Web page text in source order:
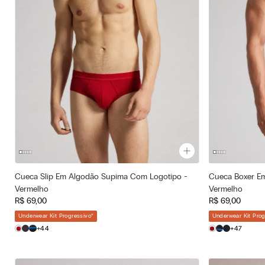
Cor selecionada
Vermelho - 5222 - Rosso Intenso/Rosso
Tamanho selecionado
P G
Cueca Slip Em Algodão Supima Com Logotipo -
Vermelho
R$ 69,00
Underwear Kit Progressivo*
+44
Cor
Vermelho -
Tamanho
P
Cueca Boxer
Vermelho
R$ 69,00
Underwear Kit
+47